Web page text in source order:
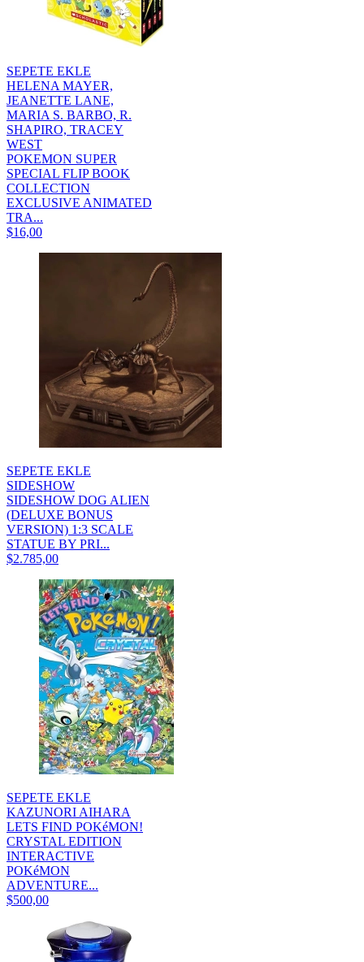
SEPETE EKLE
HELENA MAYER,
JEANETTE LANE,
MARIA S. BARBO, R.
SHAPIRO, TRACEY
WEST
POKEMON SUPER
SPECIAL FLIP BOOK
COLLECTION
EXCLUSIVE ANIMATED
TRA...
$16,00
SEPETE EKLE
SIDESHOW
SIDESHOW DOG ALIEN
(DELUXE BONUS
VERSION) 1:3 SCALE
STATUE BY PRI...
$2.785,00
SEPETE EKLE
KAZUNORI AIHARA
LETS FIND POKéMON!
CRYSTAL EDITION
INTERACTIVE
POKéMON
ADVENTURE...
$500,00